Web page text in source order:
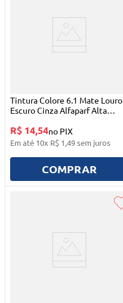
Tintura Colore 6.1 Mate Louro
Escuro Cinza Alfaparf Alta
R$ 14,54no PIX
Em até 10x R$ 1,49sem juros
COMPRAR